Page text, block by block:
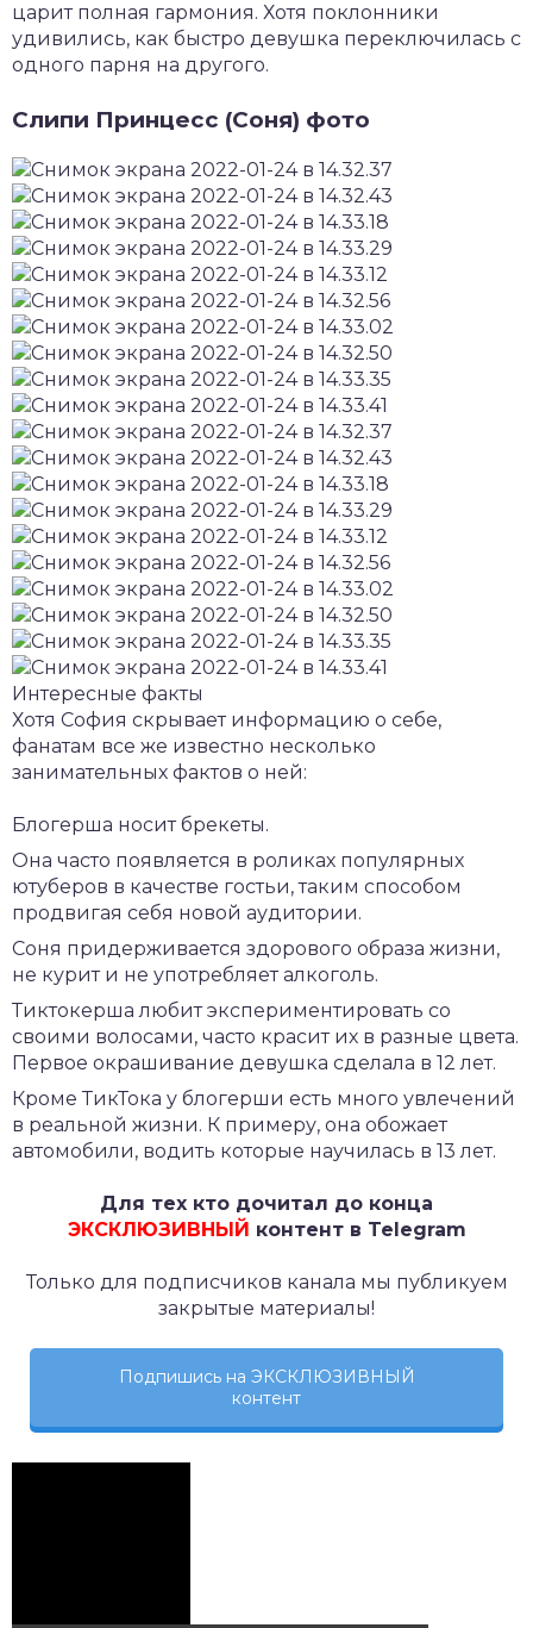
царит полная гармония. Хотя поклонники
удивились, как быстро девушка переключилась с
одного парня на другого.
Слипи Принцесс (Соня) фото
Интересные факты
Хотя София скрывает информацию о себе,
фанатам все же известно несколько
занимательных фактов о ней:
Блогерша носит брекеты.
Она часто появляется в роликах популярных
ютуберов в качестве гостьи, таким способом
продвигая себя новой аудитории.
Соня придерживается здорового образа жизни,
не курит и не употребляет алкоголь.
Тиктокерша любит экспериментировать со
своими волосами, часто красит их в разные цвета.
Первое окрашивание девушка сделала в 12 лет.
Кроме ТикТока у блогерши есть много увлечений
в реальной жизни. К примеру, она обожает
автомобили, водить которые научилась в 13 лет.
Для тех кто дочитал до конца
ЭКСКЛЮЗИВНЫЙ контент в Telegram
Только для подписчиков канала мы публикуем
закрытые материалы!
Подпишись на ЭКСКЛЮЗИВНЫЙ
контент